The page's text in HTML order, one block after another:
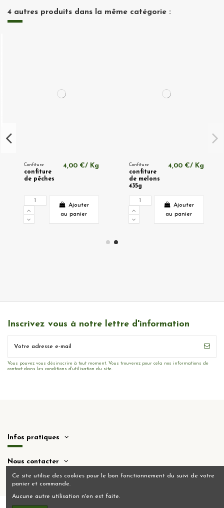
4 autres produits dans la même catégorie :
Confiture
confiture
de pêches
4,00 €/ Kg
Ajouter
au panier
Confiture
confiture
de melons
435g
4,00 €/ Kg
Ajouter
au panier
Inscrivez vous à notre lettre d'information
Vous pouvez vous désinscrire à tout moment. Vous trouverez pour cela nos informations de
contact dans les conditions d'utilisation du site.
Infos pratiques
Nous contacter
Ce site utilise des cookies pour le bon fonctionnement du suivi de votre
panier et commande.
Aucune autre utilisation n'en est faite.